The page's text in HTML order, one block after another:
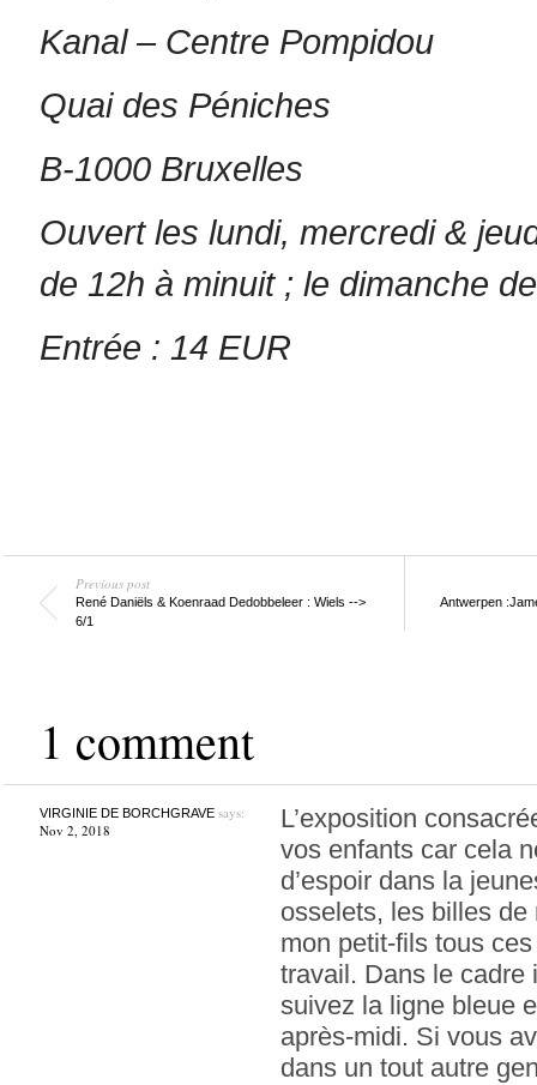
Kanal – Centre Pompidou
Quai des Péniches
B-1000 Bruxelles
Ouvert les lundi, mercredi &
de 12h à minuit ; le dimanche
Entrée : 14 EUR
Previous post
René Daniëls & Koenraad Dedobbeleer : Wiels -->
6/1
Antwerpen
1 comment
VIRGINIE DE BORCHGRAVEsays:
Nov 2, 2018
L’exposition
vos enfants car cela
d’espoir dans la
osselets, les billes
mon petit-fils tous
travail. Dans le cadre
suivez la ligne bleue
après-midi. Si vous
dans un tout autre